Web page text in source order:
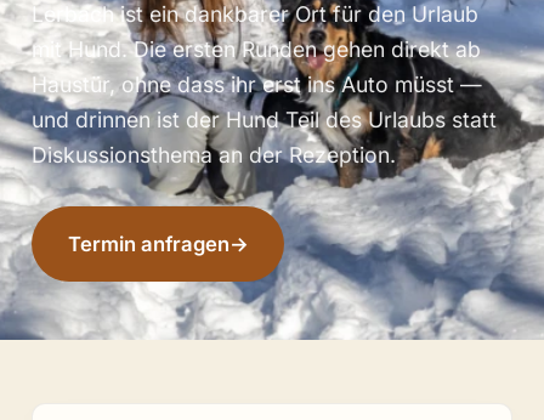
Lerbach ist ein dankbarer Ort für den Urlaub
mit Hund. Die ersten Runden gehen direkt ab
Haustür, ohne dass ihr erst ins Auto müsst —
und drinnen ist der Hund Teil des Urlaubs statt
Diskussionsthema an der Rezeption.
Termin anfragen→